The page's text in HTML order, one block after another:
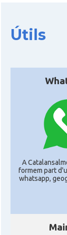
Útils
A
formem part
whatsapp,